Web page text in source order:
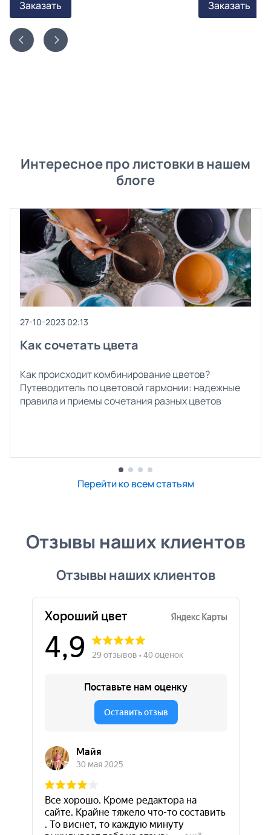
Заказать Заказать
Интересное про листовки в нашем
блоге
27-10-2023 02:13
Как сочетать цвета
Как происходит комбинирование цветов?
Путеводитель по цветовой гармонии: надежные
правила и приемы сочетания разных цветов
Перейти ко всем статьям
Отзывы наших клиентов
Отзывы наших клиентов